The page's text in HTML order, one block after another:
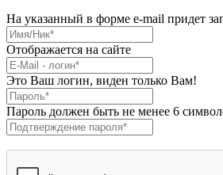
На указанный в форме e-mail придет
Имя/Ник
Отображается на сайте
E-Mail *
Это Ваш логин, виден только Вам!
Пароль*
Пароль должен быть не менее 6
Подтверждение пароля